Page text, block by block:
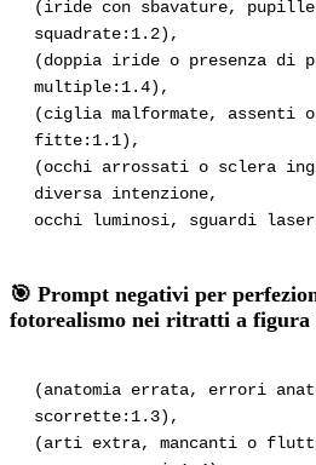
(iride con sbavature, pupille
squadrate:1.2),
(doppia iride o presenza di
multiple:1.4),
(ciglia malformate, assenti o
fitte:1.1),
(occhi arrossati o sclera
diversa intenzione,
occhi luminosi, sguardi
🎯 Prompt negativi per
fotorealismo nei ritratti a figura
(anatomia errata, errori
scorrette:1.3),
(arti extra, mancanti o